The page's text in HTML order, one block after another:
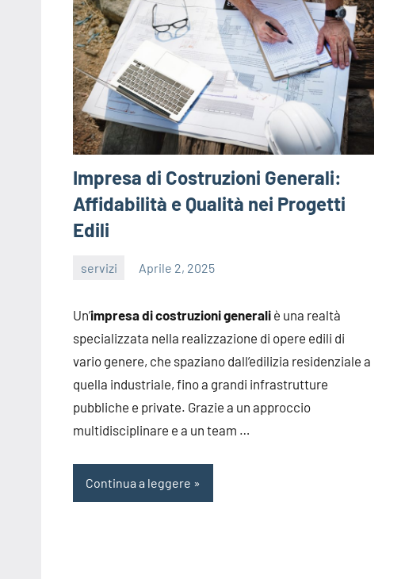
Impresa di Costruzioni Generali:
Affidabilità e Qualità nei Progetti
Edili
servizi Aprile 2, 2025
Un’impresa di costruzioni generali è una realtà
specializzata nella realizzazione di opere edili di
vario genere, che spaziano dall’edilizia residenziale a
quella industriale, fino a grandi infrastrutture
pubbliche e private. Grazie a un approccio
multidisciplinare e a un team …
Continua a leggere